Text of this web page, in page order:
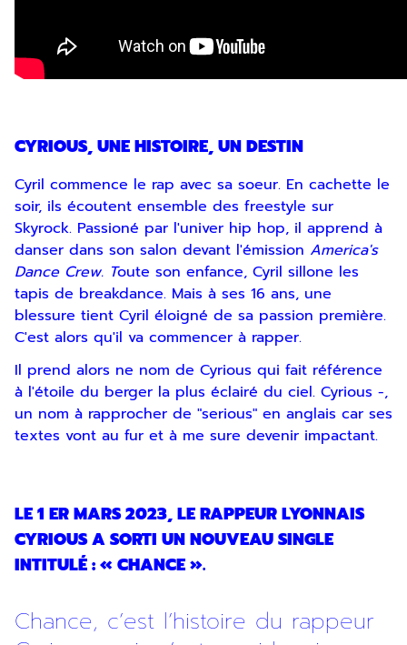
CYRIOUS, UNE HISTOIRE, UN DESTIN
Cyril commence le rap avec sa soeur. En cachette le
soir, ils écoutent ensemble des freestyle sur
Skyrock. Passioné par l'univer hip hop, il apprend à
danser dans son salon devant l'émission America's
Dance Crew. Toute son enfance, Cyril sillone les
tapis de breakdance. Mais à ses 16 ans, une
blessure tient Cyril éloigné de sa passion première.
C'est alors qu'il va commencer à rapper.
Il prend alors ne nom de Cyrious qui fait référence
à l'étoile du berger la plus éclairé du ciel. Cyrious -,
un nom à rapprocher de "serious" en anglais car ses
textes vont au fur et à me sure devenir impactant.
LE 1 ER MARS 2023, LE RAPPEUR LYONNAIS
CYRIOUS A SORTI UN NOUVEAU SINGLE
INTITULÉ : « CHANCE ».
Chance, c’est l’histoire du rappeur